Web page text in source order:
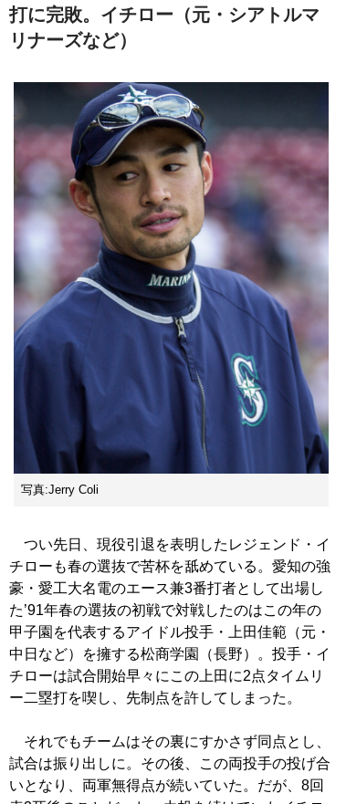
打に完敗。イチロー（元・シアトルマ
リナーズなど）
写真:Jerry Coli
つい先日、現役引退を表明したレジェンド・イ
チローも春の選抜で苦杯を舐めている。愛知の強
豪・愛工大名電のエース兼3番打者として出場し
た’91年春の選抜の初戦で対戦したのはこの年の
甲子園を代表するアイドル投手・上田佳範（元・
中日など）を擁する松商学園（長野）。投手・イ
チローは試合開始早々にこの上田に2点タイムリ
ー二塁打を喫し、先制点を許してしまった。
それでもチームはその裏にすかさず同点とし、
試合は振り出しに。その後、この両投手の投げ合
いとなり、両軍無得点が続いていた。だが、8回